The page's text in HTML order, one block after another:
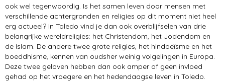
ook wel tegenwoordig. Is het samen leven door mensen met
verschillende achtergronden en religies op dit moment niet heel
erg actueel? In Toledo vind je dan ook overblijfselen van drie
belangrijke wereldreligies: het Christendom, het Jodendom en
de Islam. De andere twee grote religies, het hindoeïsme en het
boeddhisme, kennen van oudsher weinig volgelingen in Europa.
Deze twee geloven hebben dan ook amper of geen invloed
gehad op het vroegere en het hedendaagse leven in Toledo.